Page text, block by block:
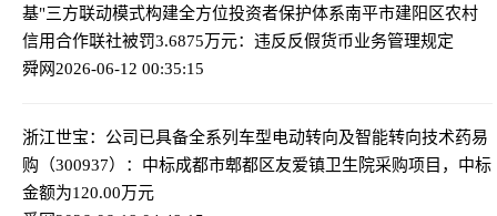
基"三方联动模式构建全方位投资者保护体系南平市建阳区农村
信用合作联社被罚3.6875万元：违反反假货币业务管理规定
舜网2026-06-12 00:35:15
浙江世宝：公司已具备全系列车型电动转向及智能转向技术药易
购（300937）：中标成都市郫都区友爱镇卫生院采购项目，中标
金额为120.00万元